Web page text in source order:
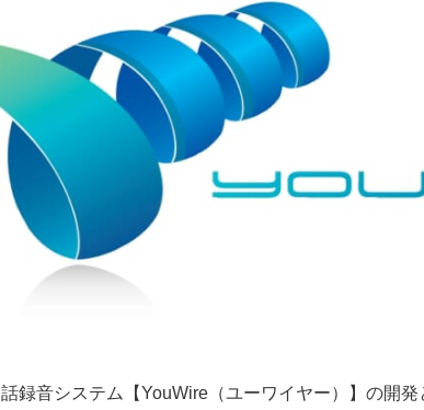
録音システム【YouWire（ユーワイヤー）】の開